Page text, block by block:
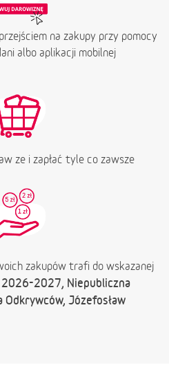
na zakupy przy pomocy
albo aplikacji mobilnej
ze i zapłać tyle co zawsze
zakupów trafi do wskazanej
2026-2027, Niepubliczna
Odkrywców, Józefosław